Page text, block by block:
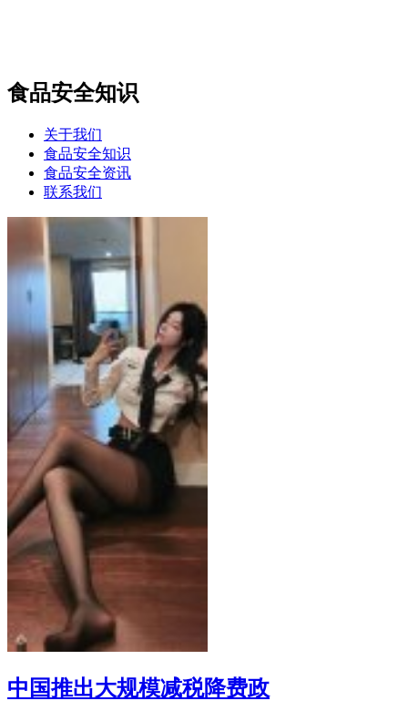
食品安全知识
关于我们
食品安全知识
食品安全资讯
联系我们
中国推出大规模减税降费政